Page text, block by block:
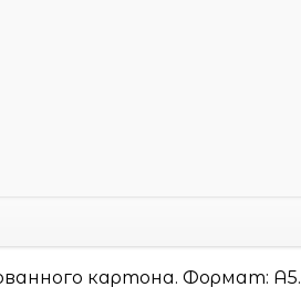
картона. Формат: А5.